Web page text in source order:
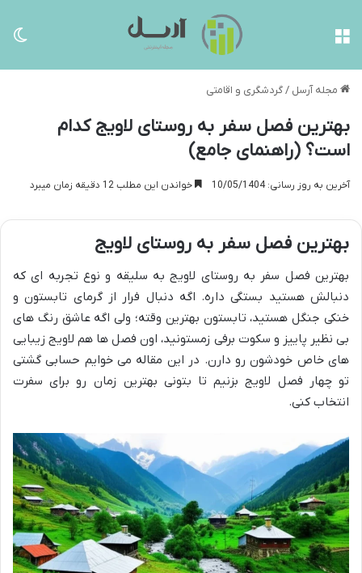
مجله آرسل /گردشگری و اقامتی
بهترین فصل سفر به روستای لاویج کدام
است؟ (راهنمای جامع)
آخرین به روز رسانی: 10/05/1404 خواندن این مطلب 12 دقیقه زمان میبرد
بهترین فصل سفر به روستای لاویج
بهترین فصل سفر به روستای لاویج به سلیقه و نوع تجربه ای که
دنبالش هستید بستگی داره. اگه دنبال فرار از گرمای تابستون و
خنکی جنگل هستید، تابستون بهترین وقته؛ ولی اگه عاشق رنگ های
بی نظیر پاییز و سکوت برفی زمستونید، اون فصل ها هم لاویج زیبایی
های خاص خودشون رو دارن. در این مقاله می خوایم حسابی گشتی
تو چهار فصل لاویج بزنیم تا بتونی بهترین زمان رو برای سفرت
انتخاب کنی.